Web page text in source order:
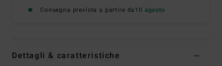
Consegna prevista a partire da10 agosto
Dettagli & caratteristiche